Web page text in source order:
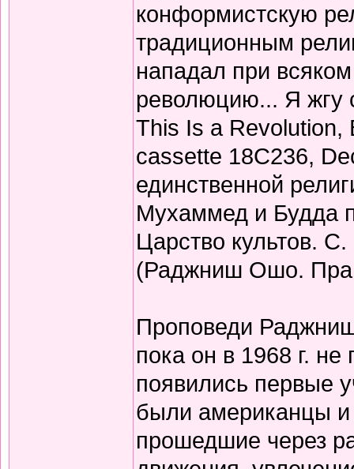
конформистскую
традиционным
нападал при
революцию... Я жгу
This Is a Revolution,
cassette 18C236,
единственной
Мухаммед и Будда
Царство культов.
(Раджниш Ошо.
Проповеди
пока он в 1968 г.
появились первые
были американцы и
прошедшие через